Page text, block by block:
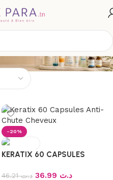
-20%
KERATIX 60 CAPSULES
د.ت46.21 د.ت